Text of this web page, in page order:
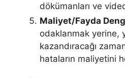
dökümanları ve
Maliyet/Fayda
odaklanmak yerine,
kazandıracağı
hataların maliyetini